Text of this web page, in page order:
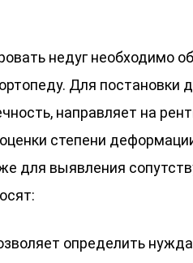
недуг необходимо
Для постановки
направляет на
степени
для выявления
определить